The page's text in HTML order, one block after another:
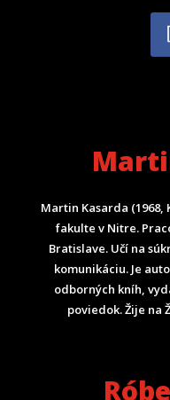
Martin Kasarda
fakulte v Nitre.
Bratislave. Učí na
komunikáciu. Je
odborných kníh,
poviedok. Žije na